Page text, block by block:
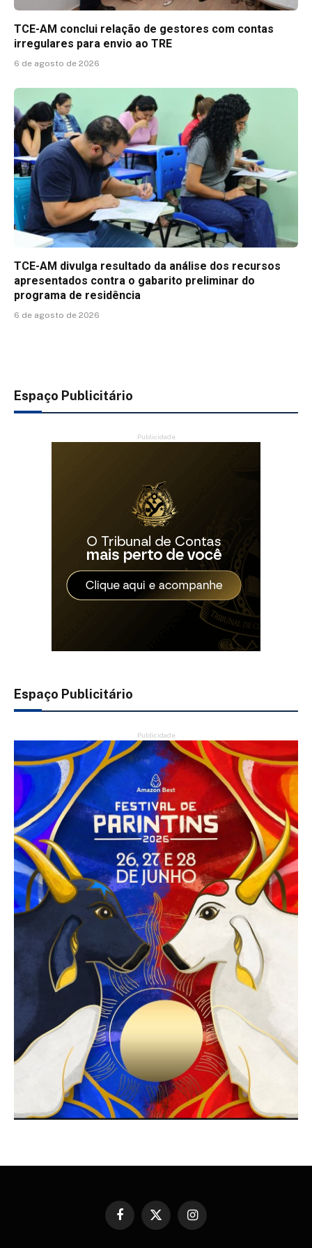
TCE-AM conclui relação de gestores com contas
irregulares para envio ao TRE
6 de agosto de 2026
TCE-AM divulga resultado da análise dos recursos
apresentados contra o gabarito preliminar do
programa de residência
6 de agosto de 2026
Espaço Publicitário
Publicidade
Espaço Publicitário
Publicidade
Facebook
X
Instagram